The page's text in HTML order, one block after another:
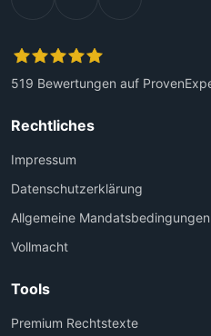
519 Bewertungen auf
Rechtliches
Impressum
Datenschutzerklärung
Allgemeine
Vollmacht
Tools
Premium Rechtstexte